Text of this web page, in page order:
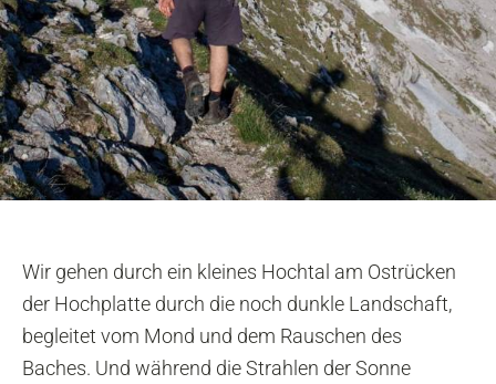
Wir gehen durch ein kleines Hochtal am Ostrücken
der Hochplatte durch die noch dunkle Landschaft,
begleitet vom Mond und dem Rauschen des
Baches. Und während die Strahlen der Sonne